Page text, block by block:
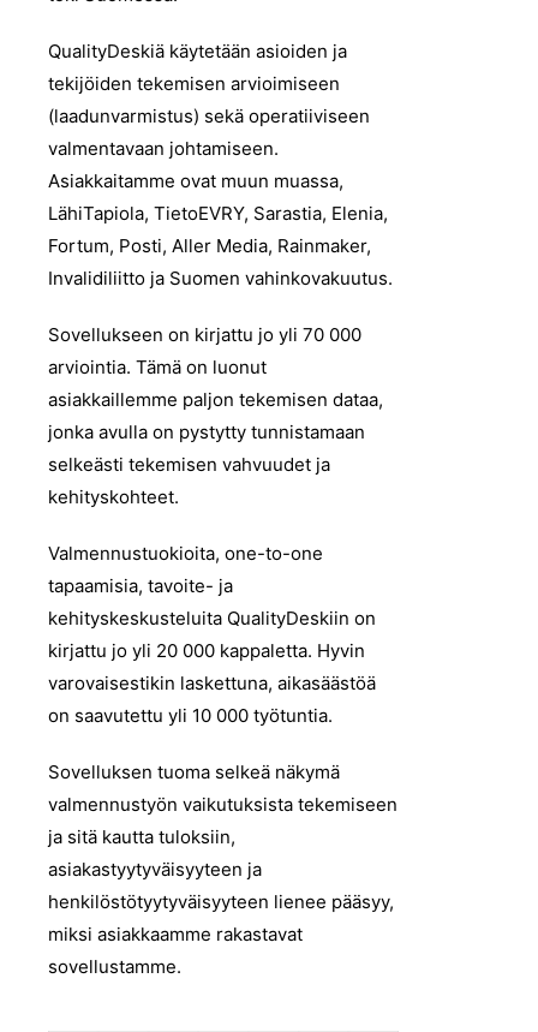
QualityDeskiä käytetään asioiden ja
tekijöiden tekemisen arvioimiseen
(laadunvarmistus) sekä operatiiviseen
valmentavaan johtamiseen.
Asiakkaitamme ovat muun muassa,
LähiTapiola, TietoEVRY, Sarastia, Elenia,
Fortum, Posti, Aller Media, Rainmaker,
Invalidiliitto ja Suomen vahinkovakuutus.
Sovellukseen on kirjattu jo yli 70 000
arviointia. Tämä on luonut
asiakkaillemme paljon tekemisen dataa,
jonka avulla on pystytty tunnistamaan
selkeästi tekemisen vahvuudet ja
kehityskohteet.
Valmennustuokioita, one-to-one
tapaamisia, tavoite- ja
kehityskeskusteluita QualityDeskiin on
kirjattu jo yli 20 000 kappaletta. Hyvin
varovaisestikin laskettuna, aikasäästöä
on saavutettu yli 10 000 työtuntia.
Sovelluksen tuoma selkeä näkymä
valmennustyön vaikutuksista tekemiseen
ja sitä kautta tuloksiin,
asiakastyytyväisyyteen ja
henkilöstötyytyväisyyteen lienee pääsyy,
miksi asiakkaamme rakastavat
sovellustamme.